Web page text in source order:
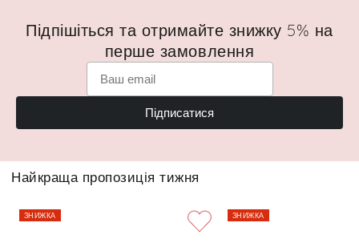
Підпішіться та отримайте знижку 5% на
перше замовлення
Підписатися
Найкраща пропозиція тижня
ЗНИЖКА ЗНИЖКА